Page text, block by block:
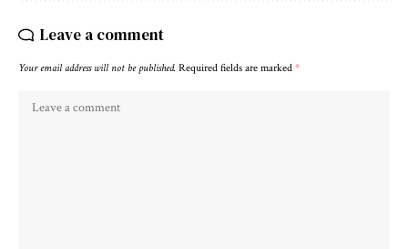
Leave a comment
Your email address will not be published. Required fields are marked *